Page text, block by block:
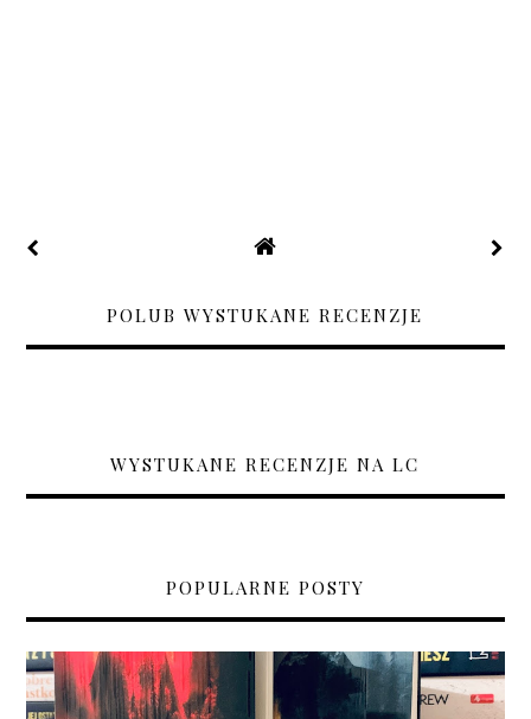
POLUB WYSTUKANE RECENZJE
WYSTUKANE RECENZJE NA LC
POPULARNE POSTY